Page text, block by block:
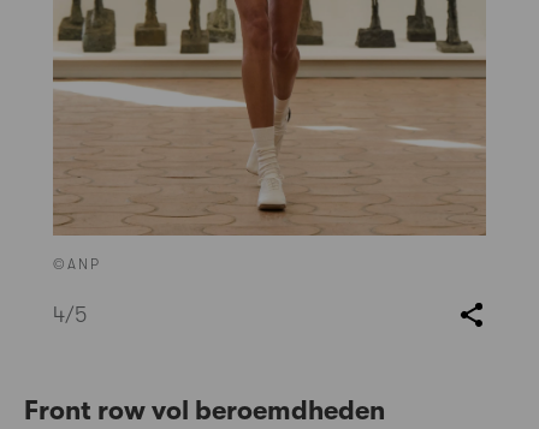
©ANP
4/5
Front row vol beroemdheden